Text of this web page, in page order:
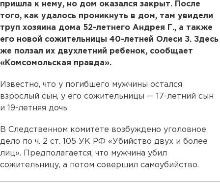
пришла к нему, но дом оказался закрыт. После
того, как удалось проникнуть в дом, там увидели
труп хозяина дома 52-летнего Андрея Г., а также
его новой сожительницы 40-летней Олеси З. Здесь
же ползал их двухлетний ребенок, сообщает
«Комсомольская правда».
Известно, что у погибшего мужчины остался
взрослый сын, у его сожительницы — 17-летний сын
и 19-летняя дочь.
В Следственном комитете возбуждено уголовное
дело по ч. 2 ст. 105 УК РФ «Убийство двух и более
лиц». Предполагается, что мужчина убил
сожительницу, а потом совершил самоубийство.